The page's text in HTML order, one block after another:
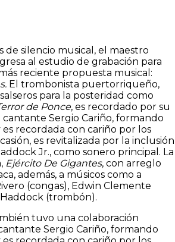
de silencio musical, el maestro
al estudio de grabación para
reciente propuesta musical:
El trombonista puertorriqueño,
para la posteridad como
de Ponce, es recordado por su
Sergio Cariño, formando
recordada con cariño por los
es revitalizada por la inclusión
Jr., como sonero principal. La
Ejército De Gigantes, con arreglo
además, a músicos como a
(congas), Edwin Clemente
(trombón).
tuvo una colaboración
Sergio Cariño, formando